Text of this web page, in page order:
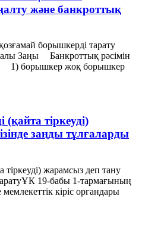
және банкроттық
борышкерді тарату
Заңы Банкроттық рәсімін
1) борышкер жоқ борышкер
(қайта тіркеуді)
заңды тұлғаларды
тіркеуді) жарамсыз деп тану
19-бабы 1-тармағының
кіріс органдары